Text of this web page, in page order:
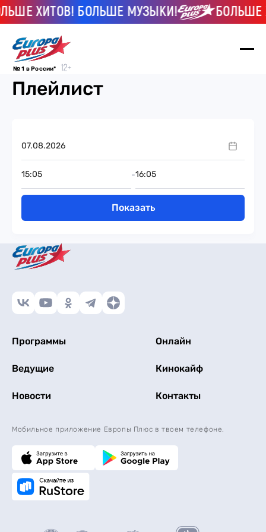
ХИТОВ! БОЛЬШЕ МУЗЫКИ! БОЛЬШЕ
№ 1 в России*
Плейлист
-
Показать
Программы Онлайн
Ведущие Кинокайф
Новости Контакты
Мобильное приложение Европы Плюс в твоем телефоне.